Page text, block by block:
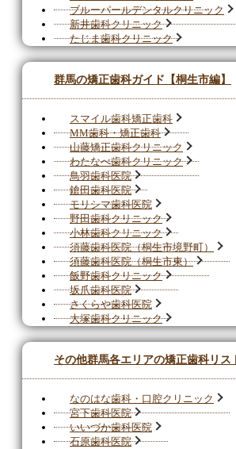
ブルーパールデンタルクリニック
新井歯科クリニック
たじま歯科クリニック
群馬の矯正歯科ガイド【桐生市編】
スマイル歯科矯正歯科
MM歯科・矯正歯科
山藤矯正歯科クリニック
わたなべ歯科クリニック
鳥羽歯科医院
鎗田歯科医院
モリシマ歯科医院
野田歯科クリニック
小林歯科クリニック
須藤歯科医院（桐生市境野町）
須藤歯科医院（桐生市東）
飯野歯科クリニック
坂爪歯科医院
さくらや歯科医院
大塚歯科クリニック
その他群馬各エリアの矯正歯科リス
なのはな歯科・口腔クリニック
宮下歯科医院
いいづか歯科医院
石原歯科医院